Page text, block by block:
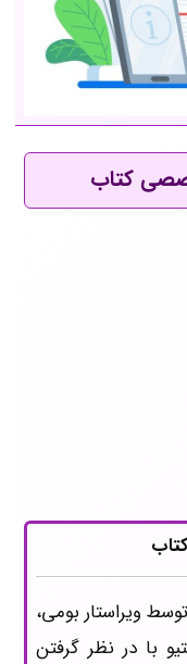
کتاب
ویراستار بومی،
با در نظر گرفتن